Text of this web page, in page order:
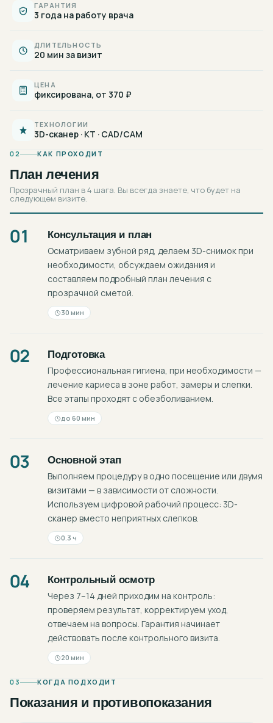
ГАРАНТИЯ
3 года на работу врача
ДЛИТЕЛЬНОСТЬ
20 мин за визит
ЦЕНА
фиксирована, от 370 ₽
ТЕХНОЛОГИИ
3D-сканер · КТ · CAD/CAM
02 КАК ПРОХОДИТ
План лечения
Прозрачный план в 4 шага. Вы всегда знаете, что будет на
следующем визите.
01 Консультация и план
Осматриваем зубной ряд, делаем 3D-снимок при
необходимости, обсуждаем ожидания и
составляем подробный план лечения с
прозрачной сметой.
30 мин
02 Подготовка
Профессиональная гигиена, при необходимости —
лечение кариеса в зоне работ, замеры и слепки.
Все этапы проходят с обезболиванием.
до 60 мин
03 Основной этап
Выполняем процедуру в одно посещение или двумя
визитами — в зависимости от сложности.
Используем цифровой рабочий процесс: 3D-
сканер вместо неприятных слепков.
0.3 ч
04 Контрольный осмотр
Через 7–14 дней приходим на контроль:
проверяем результат, корректируем уход,
отвечаем на вопросы. Гарантия начинает
действовать после контрольного визита.
20 мин
03 КОГДА ПОДХОДИТ
Показания и противопоказания